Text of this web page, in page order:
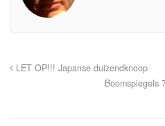
LET OP!!! Japanse duizendknoop
Boomspiegels